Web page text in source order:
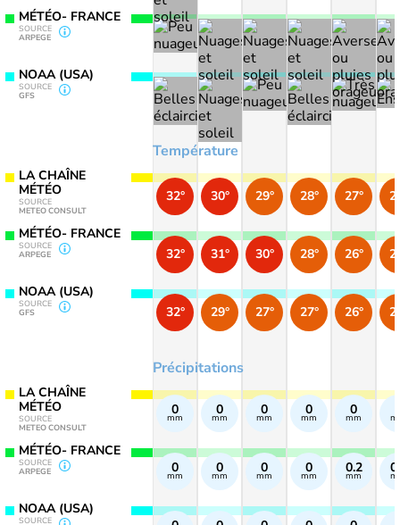
MÉTÉO- FRANCE
SOURCE
ARPEGE
NOAA (USA)
SOURCE
GFS
LA CHAÎNE
MÉTÉO
SOURCE
METEO CONSULT
MÉTÉO- FRANCE
SOURCE
ARPEGE
NOAA (USA)
SOURCE
GFS
LA CHAÎNE
MÉTÉO
SOURCE
METEO CONSULT
MÉTÉO- FRANCE
SOURCE
ARPEGE
NOAA (USA)
SOURCE
Température
Précipitations
32°
32°
32°
0
mm
0
mm
30°
31°
29°
0
mm
0
mm
29°
30°
27°
0
mm
0
mm
28°
28°
27°
0
mm
0
mm
27°
26°
26°
0
mm
0.2
mm